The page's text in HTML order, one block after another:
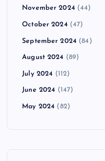
November 2024 (44)
October 2024 (47)
September 2024 (84)
August 2024 (89)
July 2024 (112)
June 2024 (147)
May 2024 (82)